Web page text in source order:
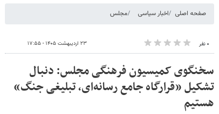
صفحه اصلی اخبار سیاسی مجلس
۰ نفر ۲۳ اردیبهشت ۱۴۰۵ - ۱۷:۵۵
سخنگوی کمیسیون فرهنگی مجلس: دنبال
تشکیل «قرارگاه جامع رسانه‌ای، تبلیغی جنگ»
هستیم